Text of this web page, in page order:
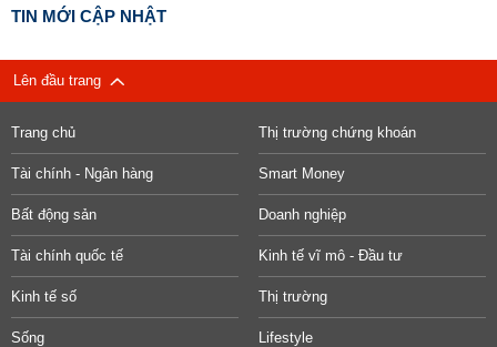
TIN MỚI CẬP NHẬT
Lên đầu trang
Trang chủ Thị trường chứng khoán
Tài chính - Ngân hàng Smart Money
Bất động sản Doanh nghiệp
Tài chính quốc tế Kinh tế vĩ mô - Đầu tư
Kinh tế số Thị trường
Sống Lifestyle